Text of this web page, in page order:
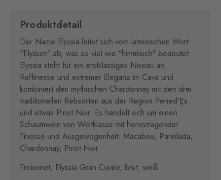
Produktdetail
Der Name Elyssia leitet sich vom lateinischen Wort
"Elysium" ab, was so viel wie "himmlisch" bedeutet.
Elyssia steht für ein erstklassiges Niveau an
Raffinesse und extremer Eleganz im Cava und
kombiniert den mythischen Chardonnay mit den drei
traditionellen Rebsorten aus der Region Pened'Ęs
und etwas Pinot Noir. Es handelt sich um einen
Schaumwein von Weltklasse mit hervorragender
Finesse und Ausgewogenheit. Macabeu, Parellada,
Chardonnay, Pinot Noir.
Freixenet, Elyssia Gran Cuvée, brut, weiß